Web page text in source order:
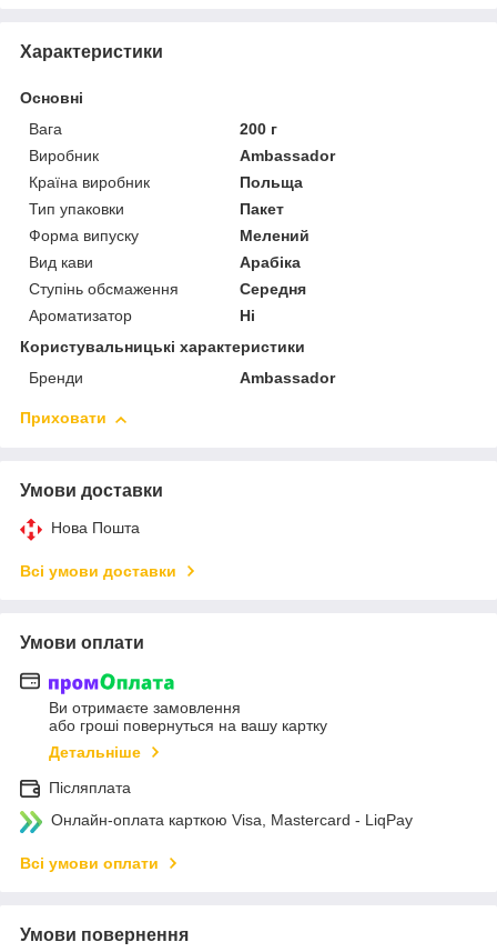
Характеристики
Основні
Вага
200 г
Виробник
Ambassador
Країна виробник
Польща
Тип упаковки
Пакет
Форма випуску
Мелений
Вид кави
Арабіка
Ступінь обсмаження
Середня
Ароматизатор
Ні
Користувальницькі характеристики
Бренди
Ambassador
Приховати
Умови доставки
Нова Пошта
Всі умови доставки
Умови оплати
Ви отримаєте замовлення
або гроші повернуться на вашу картку
Детальніше
Післяплата
Онлайн-оплата карткою Visa, Mastercard - LiqPay
Всі умови оплати
Умови повернення